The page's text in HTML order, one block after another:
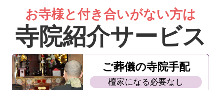
お寺様と付き合いがない方は
寺院紹介サービス
ご葬儀の寺院手配
檀家になる必要なし